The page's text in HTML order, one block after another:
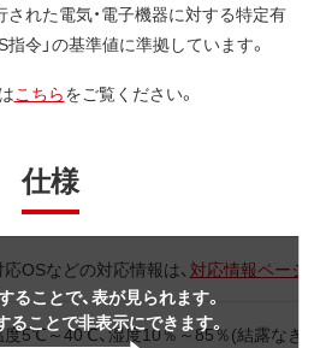
れた電気・電子機器に対する特定有
令」の基準値に準拠しています。
こちらをご覧ください。
仕様
ることで、表が見られます。
ことで非表示にできます。
応OSなどの対応情報は、 対応情報ページ
度5℃～40℃、湿度10％～85％(結露なき